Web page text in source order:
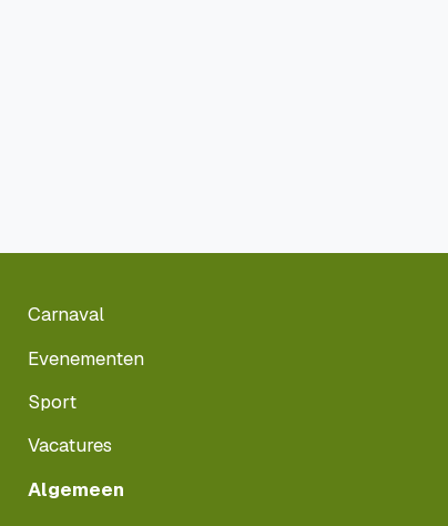
Carnaval
Evenementen
Sport
Vacatures
Algemeen